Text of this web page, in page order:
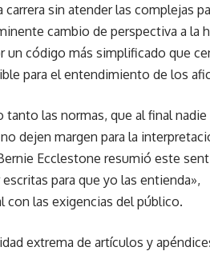
sin atender las complejas
cambio de perspectiva a la
un código más simplificado que
para el entendimiento de los
tanto las normas, que al final nadie
dejen margen para la
Ecclestone resumió este
para que yo las entienda»,
con las exigencias del público.
extrema de artículos y